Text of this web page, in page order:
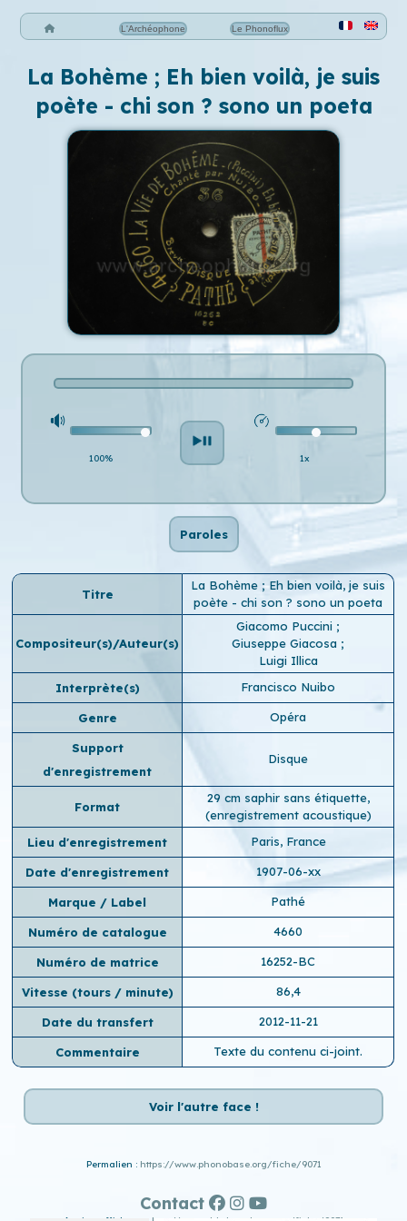
L'Archéophone Le Phonoflux
La Bohème ; Eh bien voilà, je suis
poète - chi son ? sono un poeta
100% 1x
Paroles
Titre
La Bohème ; Eh bien voilà, je suis
poète - chi son ? sono un poeta
Compositeur(s)/Auteur(s)
Giacomo Puccini ;
Giuseppe Giacosa ;
Luigi Illica
Interprète(s)
Francisco Nuibo
Genre Opéra
Support
d'enregistrement
Disque
Format
29 cm saphir sans étiquette,
(enregistrement acoustique)
Lieu d'enregistrement
Paris, France
Date d'enregistrement 1907-06-xx
Marque / Label Pathé
Numéro de catalogue 4660
Numéro de matrice 16252-BC
Vitesse (tours / minute) 86,4
Date du transfert 2012-11-21
Commentaire Texte du contenu ci-joint.
Voir l'autre face !
Permalien : https://www.phonobase.org/fiche/9071
Contact